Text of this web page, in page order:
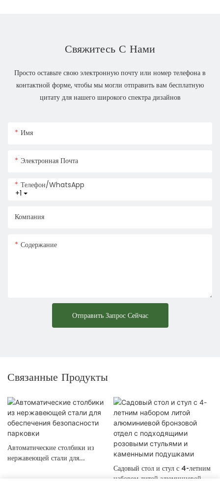
Свяжитесь С Нами
Просто оставьте свою электронную почту или номер телефона в
контактной форме, чтобы мы могли отправить вам бесплатную
цитату для нашего широкого спектра дизайнов
Имя
Электронная Почта
+1
Телефон/WhatsApp
Компания
Содержание
Отправить Запрос Сейчас
Связанные Продукты
Автоматические столбики из
нержавеющей стали для
Садовый стол и стул с 4-летним
набором литой алюминиевой